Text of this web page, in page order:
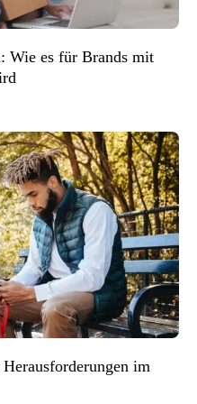
Wie es für Brands mit
im